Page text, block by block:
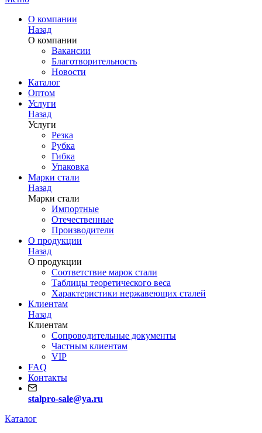
О компании
Назад
О компании
Вакансии
Благотворительность
Новости
Каталог
Оптом
Услуги
Назад
Услуги
Резка
Рубка
Гибка
Упаковка
Марки стали
Назад
Марки стали
Импортные
Отечественные
Производители
О продукции
Назад
О продукции
Соответствие марок стали
Таблицы теоретического веса
Характеристики нержавеющих сталей
Клиентам
Назад
Клиентам
Сопроводительные документы
Частным клиентам
VIP
FAQ
Контакты
stalpro-sale@ya.ru
Каталог